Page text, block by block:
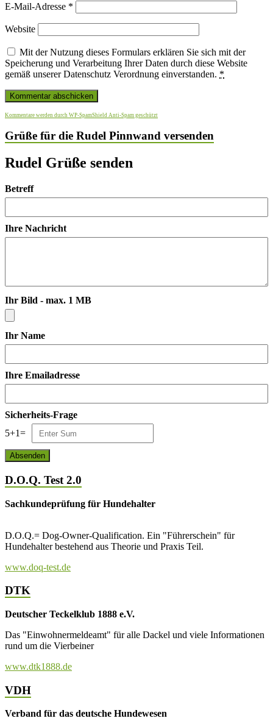
E-Mail-Adresse *
Website
Mit der Nutzung dieses Formulars erklären Sie sich mit der
Speicherung und Verarbeitung Ihrer Daten durch diese Website
gemäß unserer Datenschutz Verordnung einverstanden. *
Kommentare werden durch WP-SpamShield Anti-Spam geschützt
Grüße für die Rudel Pinnwand versenden
Rudel Grüße senden
Betreff
Ihre Nachricht
Ihr Bild - max. 1 MB
Ihr Name
Ihre Emailadresse
Sicherheits-Frage
5+1=
D.O.Q. Test 2.0
Sachkundeprüfung für Hundehalter
D.O.Q.= Dog-Owner-Qualification. Ein "Führerschein" für
Hundehalter bestehend aus Theorie und Praxis Teil.
www.doq-test.de
DTK
Deutscher Teckelklub 1888 e.V.
Das "Einwohnermeldeamt" für alle Dackel und viele Informationen
rund um die Vierbeiner
www.dtk1888.de
VDH
Verband für das deutsche Hundewesen